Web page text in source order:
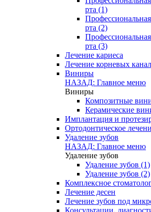
рта (1)
рта (2)
рта (3)
Лечение кариеса
Лечение корневых
Виниры
НАЗАД: Главное меню
Виниры
Композитные
Керамические
Имплантация и
Ортодонтическое
Удаление зубов
НАЗАД: Главное меню
Удаление зубов
Удаление зубов (1)
Удаление зубов (2)
Комплексное
Лечение десен
Лечение зубов под
Консультации,